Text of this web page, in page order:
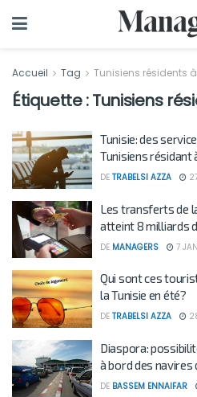
Accueil Tag Tunisiens résidents
Étiquette :Tunisiens
Tunisie: des
Tunisiens résidant
DE TRABELSI AZZA
Les transferts de
atteint 8 milliards
DE MANAGERS 7
Qui sont ces
la Tunisie en été?
DE TRABELSI AZZA
Diaspora:
à bord des navires
DE BASSEM ENNAIFAR